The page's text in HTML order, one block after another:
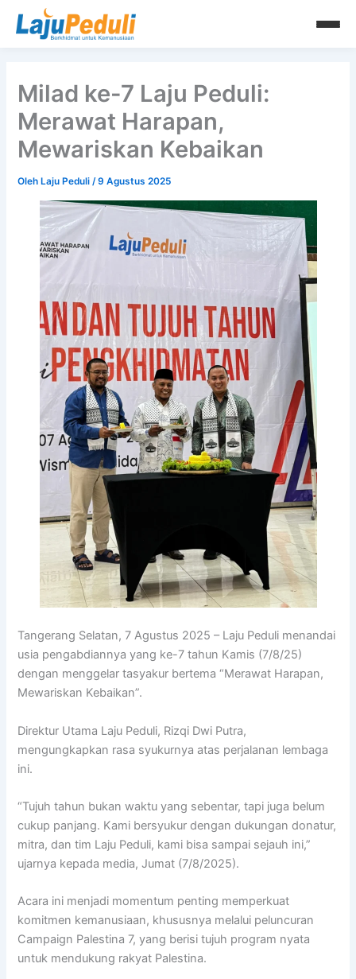
Milad ke-7 Laju Peduli:
Merawat Harapan,
Mewariskan Kebaikan
Oleh Laju Peduli/9 Agustus 2025
Tangerang Selatan, 7 Agustus 2025 – Laju Peduli menandai
usia pengabdiannya yang ke-7 tahun Kamis (7/8/25)
dengan menggelar tasyakur bertema “Merawat Harapan,
Mewariskan Kebaikan”.
Direktur Utama Laju Peduli, Rizqi Dwi Putra,
mengungkapkan rasa syukurnya atas perjalanan lembaga
ini.
“Tujuh tahun bukan waktu yang sebentar, tapi juga belum
cukup panjang. Kami bersyukur dengan dukungan donatur,
mitra, dan tim Laju Peduli, kami bisa sampai sejauh ini,”
ujarnya kepada media, Jumat (7/8/2025).
Acara ini menjadi momentum penting memperkuat
komitmen kemanusiaan, khususnya melalui peluncuran
Campaign Palestina 7, yang berisi tujuh program nyata
untuk mendukung rakyat Palestina.